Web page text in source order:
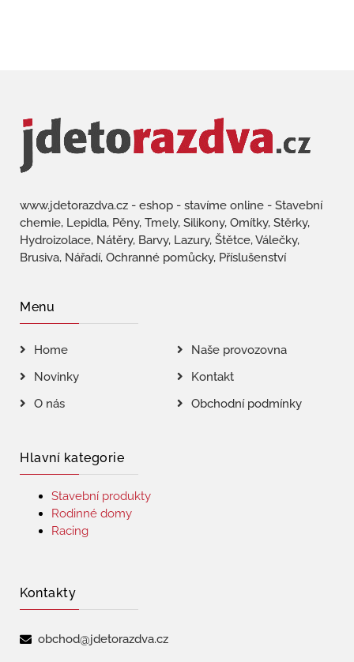
www.jdetorazdva.cz - eshop - stavíme online - Stavební
chemie, Lepidla, Pěny, Tmely, Silikony, Omítky, Stěrky,
Hydroizolace, Nátěry, Barvy, Lazury, Štětce, Válečky,
Brusiva, Nářadí, Ochranné pomůcky, Příslušenství
Menu
Home
Naše provozovna
Novinky
Kontakt
O nás
Obchodní podmínky
Hlavní kategorie
Stavební produkty
Rodinné domy
Racing
Kontakty
obchod@jdetorazdva.cz